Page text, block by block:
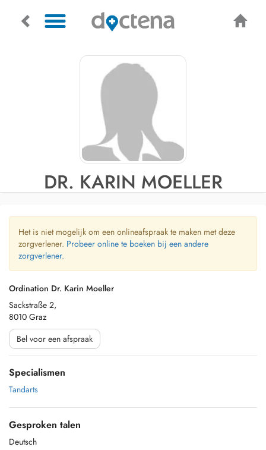
DR. KARIN MOELLER
Het is niet mogelijk om een onlineafspraak te maken met deze
zorgverlener. Probeer online te boeken bij een andere
zorgverlener.
Ordination Dr. Karin Moeller
Sackstraße 2,
8010 Graz
Bel voor een afspraak
Specialismen
Tandarts
Gesproken talen
Deutsch